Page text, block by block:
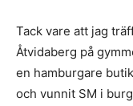
Tack vare att jag
Åtvidaberg på
en hamburgare
och vunnit SM i